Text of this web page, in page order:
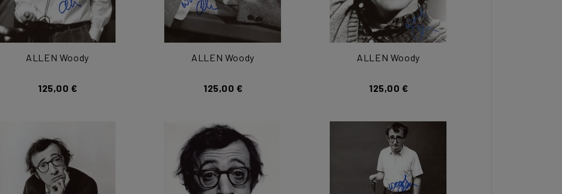
ALLEN Woody
125,00 €
ALLEN Woody
125,00 €
ALLEN Woody
125,00 €